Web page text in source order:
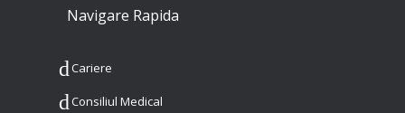
Navigare Rapida
Cariere
Consiliul Medical